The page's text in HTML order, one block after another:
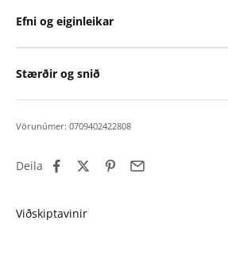
Efni og eiginleikar
Stærðir og snið
Vörunúmer: 0709402422808
Deila